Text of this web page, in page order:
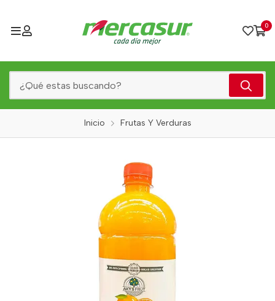
0
Inicio Frutas Y Verduras